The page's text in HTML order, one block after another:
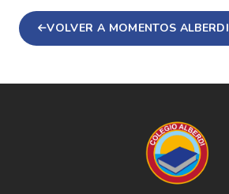
VOLVER A MOMENTOS ALBERDI